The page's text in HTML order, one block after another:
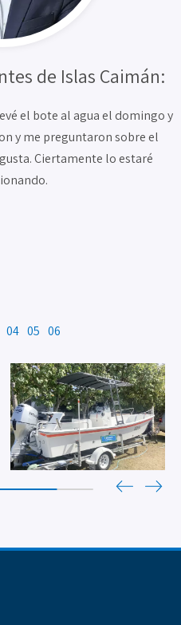
de Islas Caimán:
el bote al agua el domingo y
y me preguntaron sobre el
Ciertamente lo estaré
04 05 06